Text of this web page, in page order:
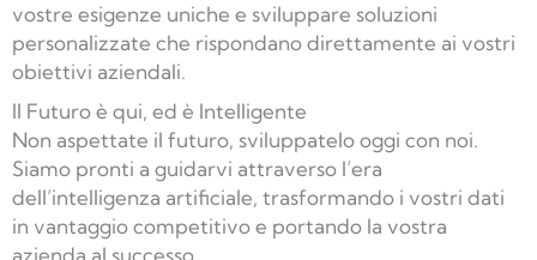
vostre esigenze uniche e sviluppare soluzioni
personalizzate che rispondano direttamente ai vostri
obiettivi aziendali.
Il Futuro è qui, ed è Intelligente
Non aspettate il futuro, sviluppatelo oggi con noi.
Siamo pronti a guidarvi attraverso l’era
dell’intelligenza artificiale, trasformando i vostri dati
in vantaggio competitivo e portando la vostra
azienda al successo.